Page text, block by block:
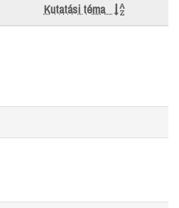
Kutatási téma